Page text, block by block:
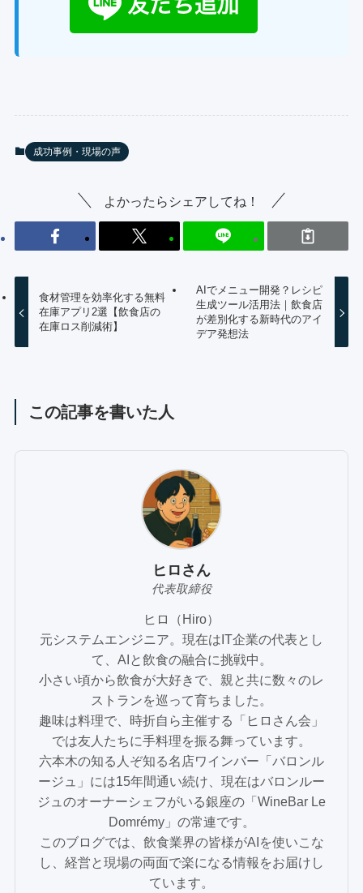
成功事例・現場の声
よかったらシェアしてね！
食材管理を効率化する無料
在庫アプリ2選【飲食店の
在庫ロス削減術】
AIでメニュー開発？レシピ
生成ツール活用法｜飲食店
が差別化する新時代のアイ
デア発想法
この記事を書いた人
ヒロさん
代表取締役
ヒロ（Hiro）
元システムエンジニア。現在はIT企業の代表とし
て、AIと飲食の融合に挑戦中。
小さい頃から飲食が大好きで、親と共に数々のレ
ストランを巡って育ちました。
趣味は料理で、時折自ら主催する「ヒロさん会」
では友人たちに手料理を振る舞っています。
六本木の知る人ぞ知る名店ワインバー「バロンル
ージュ」には15年間通い続け、現在はバロンルー
ジュのオーナーシェフがいる銀座の「WineBar Le
Domrémy」の常連です。
このブログでは、飲食業界の皆様がAIを使いこな
し、経営と現場の両面で楽になる情報をお届けし
ています。